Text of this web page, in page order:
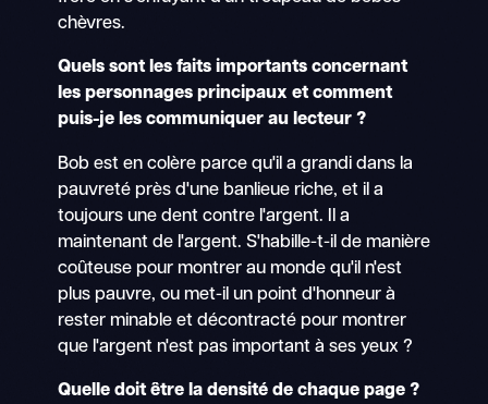
chèvres.
Quels sont les faits importants concernant
les personnages principaux et comment
puis-je les communiquer au lecteur ?
Bob est en colère parce qu'il a grandi dans la
pauvreté près d'une banlieue riche, et il a
toujours une dent contre l'argent. Il a
maintenant de l'argent. S'habille-t-il de manière
coûteuse pour montrer au monde qu'il n'est
plus pauvre, ou met-il un point d'honneur à
rester minable et décontracté pour montrer
que l'argent n'est pas important à ses yeux ?
Quelle doit être la densité de chaque page ?